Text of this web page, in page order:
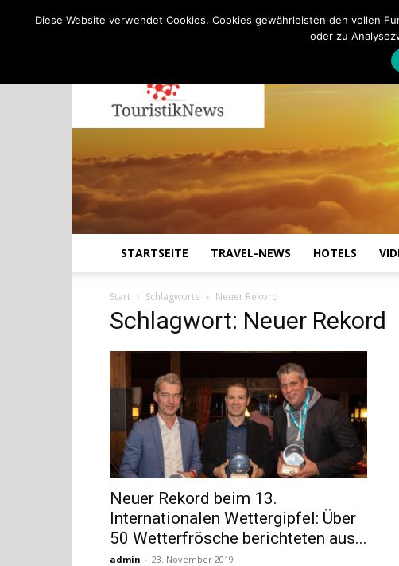
STARTSEITE TRAVEL-NEWS HOTELS
Start Schlagworte Neuer Rekord
Schlagwort: Neuer Rekord
Neuer Rekord beim 13.
Internationalen Wettergipfel: Über
50 Wetterfrösche berichteten aus...
admin - 23. November 2019
Diese Website verwendet Cookies. Cookies gewährleisten den vollen
oder zu